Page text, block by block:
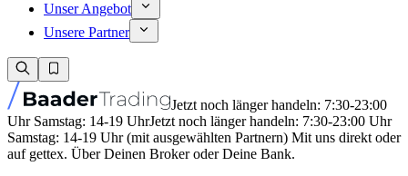
Unser Angebot
Unsere Partner
Jetzt noch länger handeln: 7:30-23:00
Uhr Samstag: 14-19 UhrJetzt noch länger handeln: 7:30-23:00 Uhr
Samstag: 14-19 Uhr (mit ausgewählten Partnern) Mit uns direkt oder
auf gettex. Über Deinen Broker oder Deine Bank.